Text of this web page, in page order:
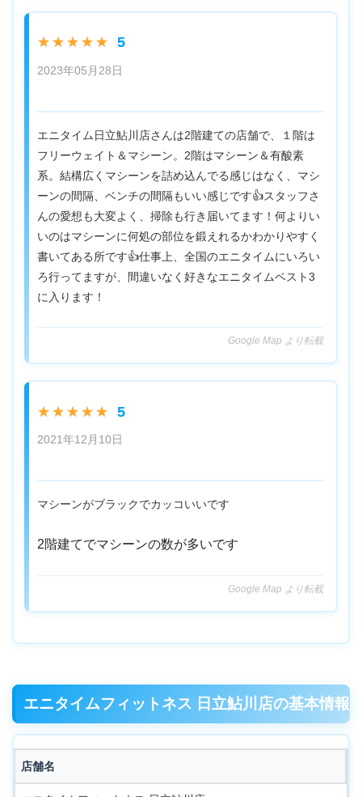
★★★★★ 5
2023年05月28日
エニタイム日立鮎川店さんは2階建ての店舗で、１階は
フリーウェイト＆マシーン。2階はマシーン＆有酸素
系。結構広くマシーンを詰め込んでる感じはなく、マシ
ーンの間隔、ベンチの間隔もいい感じです👍スタッフさ
んの愛想も大変よく、掃除も行き届いてます！何よりい
いのはマシーンに何処の部位を鍛えれるかわかりやすく
書いてある所です👍仕事上、全国のエニタイムにいろい
ろ行ってますが、間違いなく好きなエニタイムベスト3
に入ります！
Google Map より転載
★★★★★ 5
2021年12月10日
マシーンがブラックでカッコいいです
2階建てでマシーンの数が多いです
Google Map より転載
エニタイムフィットネス 日立鮎川店の基本情報
店舗名